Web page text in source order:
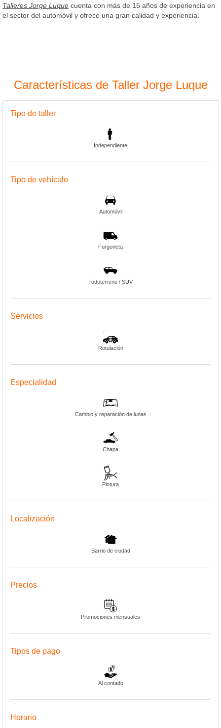
Talleres Jorge Luque cuenta con más de 15 años de experiencia en
el sector del automóvil y ofrece una gran calidad y experiencia.
Características de Taller Jorge Luque
Tipo de taller
Independiente
Tipo de vehículo
Automóvil
Furgoneta
Todoterreno / SUV
Servicios
Rotulación
Especialidad
Cambio y reparación de lunas
Chapa
Pintura
Localización
Barrio de ciudad
Precios
Promociones mensuales
Tipos de pago
Al contado
Horario